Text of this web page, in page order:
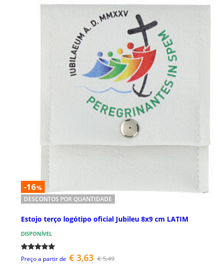
-16%
DESCONTOS POR QUANTIDADE
Estojo terço logótipo oficial Jubileu 8x9 cm LATIM
DISPONÍVEL
Preço a partir de € 3,63 € 5,49